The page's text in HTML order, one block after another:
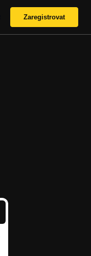
Zaregistrovat